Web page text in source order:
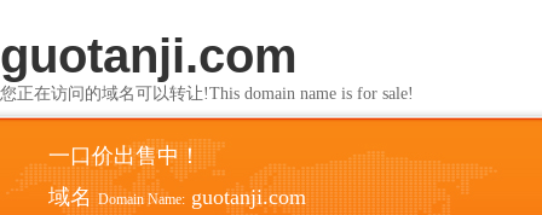
guotanji.com
您正在访问的域名可以转让!This domain name is for sale!
一口价出售中！
域名 Domain Name: guotanji.com